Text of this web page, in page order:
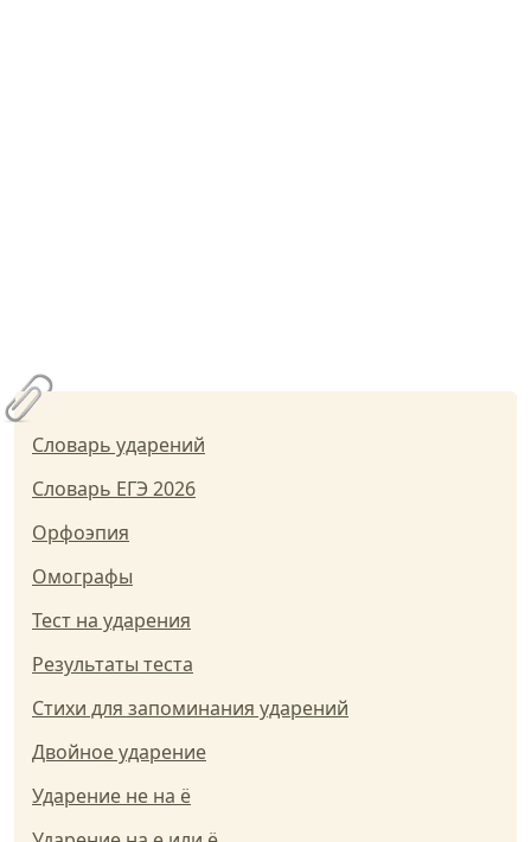
Словарь ударений
Словарь ЕГЭ 2026
Орфоэпия
Омографы
Тест на ударения
Результаты теста
Стихи для запоминания ударений
Двойное ударение
Ударение не на ё